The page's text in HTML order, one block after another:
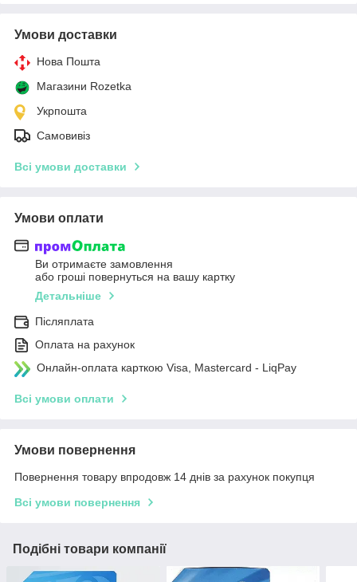
Умови доставки
Нова Пошта
Магазини Rozetka
Укрпошта
Самовивіз
Всі умови доставки
Умови оплати
Ви отримаєте замовлення
або гроші повернуться на вашу картку
Детальніше
Післяплата
Оплата на рахунок
Онлайн-оплата карткою Visa, Mastercard - LiqPay
Всі умови оплати
Умови повернення
Повернення товару впродовж 14 днів за рахунок покупця
Всі умови повернення
Подібні товари компанії